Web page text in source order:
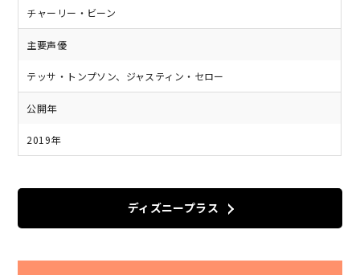
チャーリー・ビーン
主要声優
テッサ・トンプソン、ジャスティン・セロー
公開年
2019年
ディズニープラス